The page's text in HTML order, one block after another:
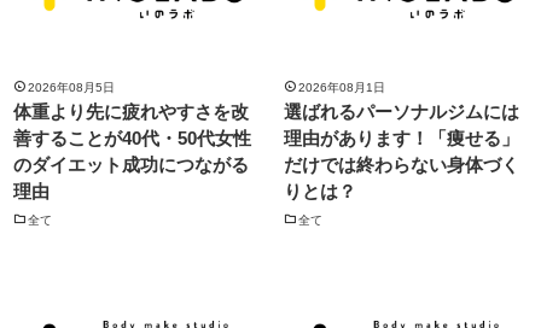
2026年08月5日
体重より先に疲れやすさを改
善することが40代・50代女性
のダイエット成功につながる
理由
全て
2026年08月1日
選ばれるパーソナルジムには
理由があります！「痩せる」
だけでは終わらない身体づく
りとは？
全て